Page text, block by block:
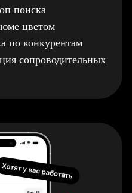
поиска
цветом
по конкурентам
сопроводительных